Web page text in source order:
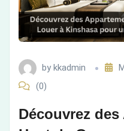
Gamme
à
Louer
à
Kinshasa
by kkadmin
(0)
Découvrez